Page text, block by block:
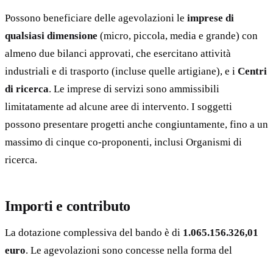
Possono beneficiare delle agevolazioni le imprese di
qualsiasi dimensione (micro, piccola, media e grande) con
almeno due bilanci approvati, che esercitano attività
industriali e di trasporto (incluse quelle artigiane), e i Centri
di ricerca. Le imprese di servizi sono ammissibili
limitatamente ad alcune aree di intervento. I soggetti
possono presentare progetti anche congiuntamente, fino a un
massimo di cinque co-proponenti, inclusi Organismi di
ricerca.
Importi e contributo
La dotazione complessiva del bando è di 1.065.156.326,01
euro. Le agevolazioni sono concesse nella forma del